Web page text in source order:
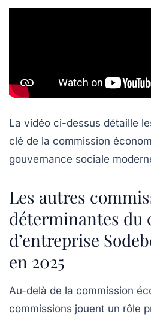
La vidéo ci-dessus détaille
clé de la commission
gouvernance sociale
Les autres
déterminantes du
d’entreprise
en 2025
Au-delà de la commission
commissions jouent un rôle